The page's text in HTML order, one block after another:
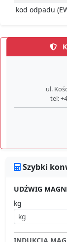
kod odpadu
ul.
tel:
Szybki
UDŹWIG
kg
INDUKCJA